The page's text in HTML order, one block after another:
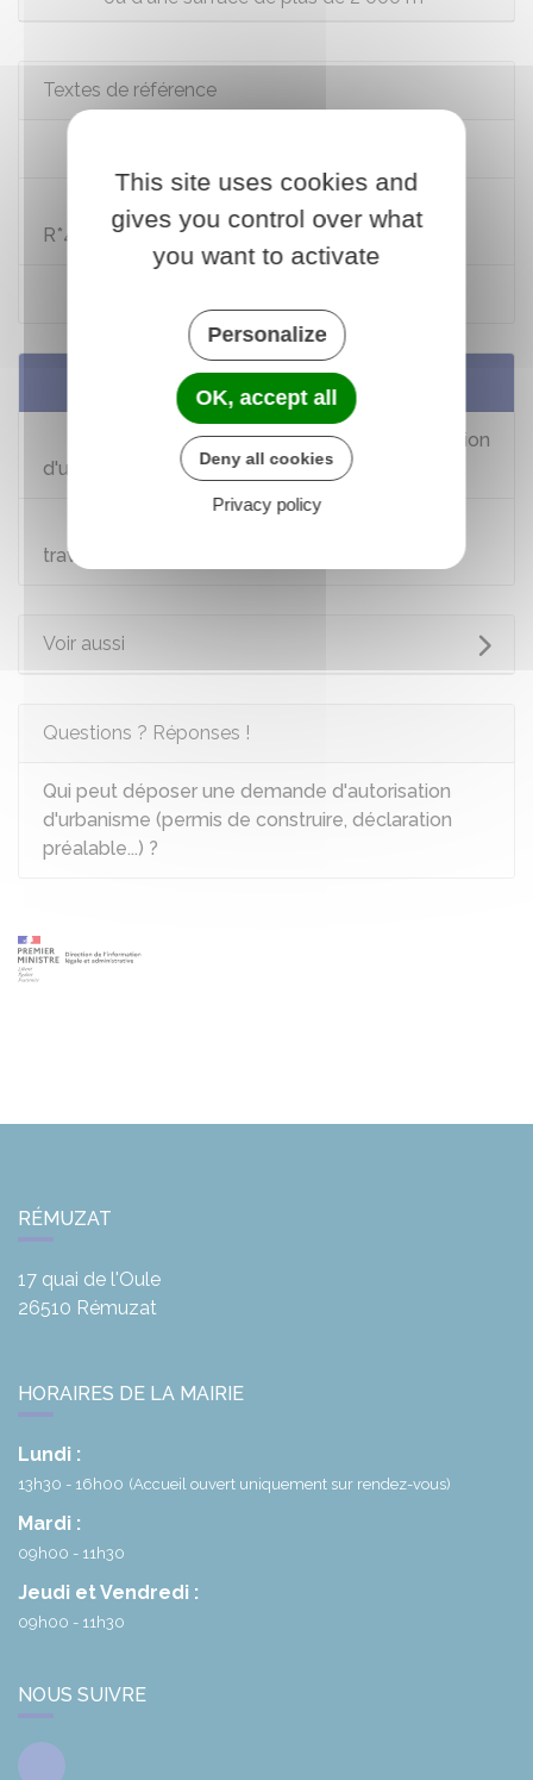
Textes de référence
Code de l'urbanisme : articles R421-9 à
R*421-12
Services en ligne et formulaires
Assistance pour votre demande d'autorisation
d'urbanisme
travaux non soumis à permis de construire
Voir aussi
Questions ? Réponses !
Qui peut déposer une demande d'autorisation
d'urbanisme (permis de construire, déclaration
préalable...) ?
RÉMUZAT
17 quai de l'Oule
26510 Rémuzat
HORAIRES DE LA MAIRIE
Lundi :
13h30 - 16h00 (Accueil ouvert uniquement sur rendez-vous)
Mardi :
09h00 - 11h30
Jeudi et Vendredi :
09h00 - 11h30
NOUS SUIVRE
This site uses cookies and
gives you control over what
you want to activate
Personalize
OK, accept all
Deny all cookies
Privacy policy